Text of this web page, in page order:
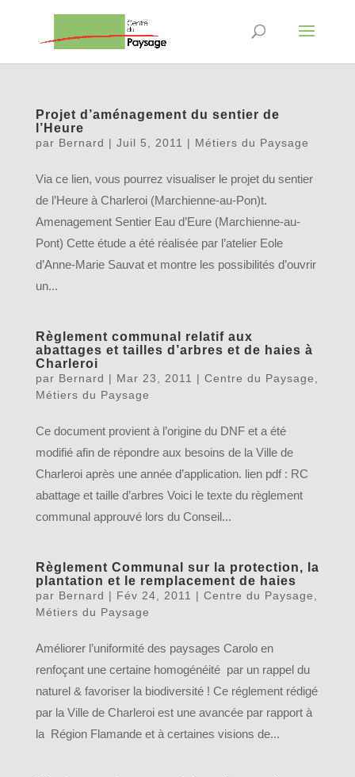
Projet d’aménagement du sentier de
l’Heure
par Bernard | Juil 5, 2011 | Métiers du Paysage
Via ce lien, vous pourrez visualiser le projet du sentier
de l’Heure à Charleroi (Marchienne-au-Pon)t.
Amenagement Sentier Eau d’Eure (Marchienne-au-
Pont) Cette étude a été réalisée par l’atelier Eole
d’Anne-Marie Sauvat et montre les possibilités d’ouvrir
un...
Règlement communal relatif aux
abattages et tailles d’arbres et de haies à
Charleroi
par Bernard | Mar 23, 2011 | Centre du Paysage
Métiers du Paysage
Ce document provient à l’origine du DNF et a été
modifié afin de répondre aux besoins de la Ville de
Charleroi après une année d’application. lien pdf : RC
abattage et taille d’arbres Voici le texte du règlement
communal approuvé lors du Conseil...
Règlement Communal sur la protection, la
plantation et le remplacement de haies
par Bernard | Fév 24, 2011 | Centre du Paysage
Métiers du Paysage
Améliorer l’uniformité des paysages Carolo en
renfoçant une certaine homogénéité par un rappel du
naturel & favoriser la biodiversité ! Ce réglement rédigé
par la Ville de Charleroi est une avancée par rapport à
la Région Flamande et à certaines visions de...